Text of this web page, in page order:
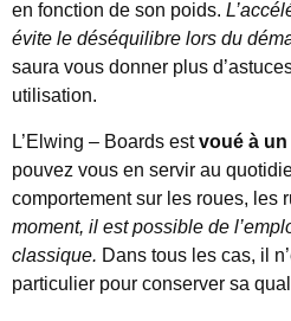
en fonction de son poids.
évite le déséquilibre lors du
saura vous donner plus
utilisation.
L’Elwing – Boards estvoué à
pouvez vous en servir au
comportement sur les roues, les
moment, il est possible de
classique. Dans tous les cas, il
particulier pour conserver sa